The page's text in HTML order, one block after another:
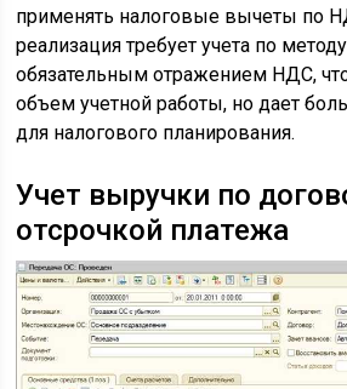
применять налоговые вычеты по
реализация требует учета по
обязательным отражением НДС,
объем учетной работы, но дает
для налогового планирования.
Учет выручки по
отсрочкой платежа